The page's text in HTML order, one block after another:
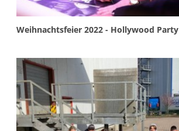
Weihnachtsfeier 2022 - Hollywood Party